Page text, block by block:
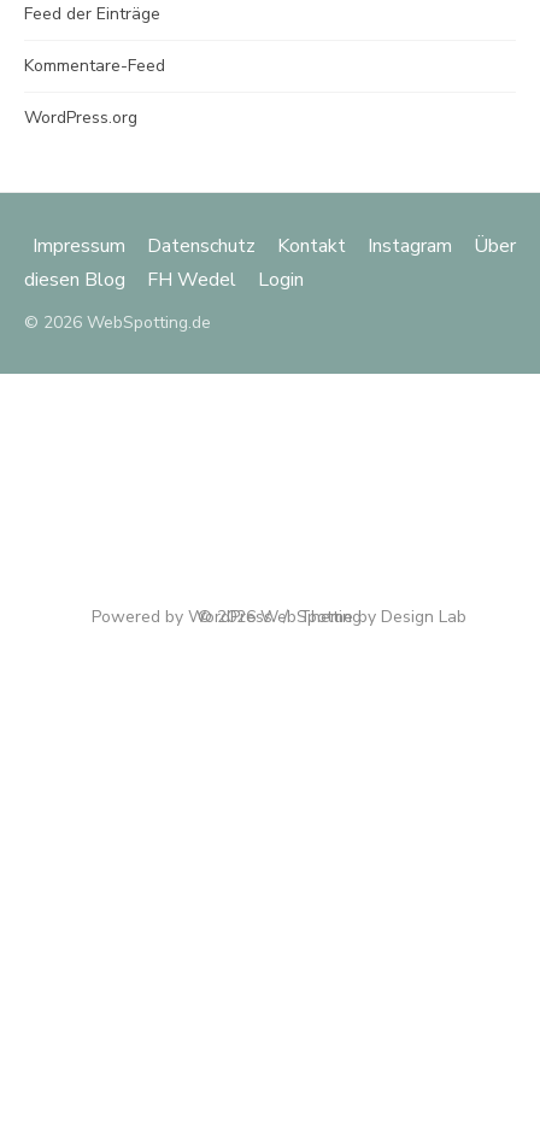
Feed der Einträge
Kommentare-Feed
WordPress.org
Impressum Datenschutz Kontakt Instagram
Über
diesen Blog
FH Wedel Login
© 2026 WebSpotting.de
© 2026 WebSpotting
Powered by WordPress / Theme by Design Lab